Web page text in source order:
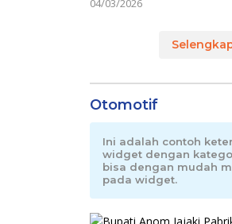
04/03/2026
Otomotif
Ini adalah contoh
widget dengan
bisa dengan mudah
pada widget.